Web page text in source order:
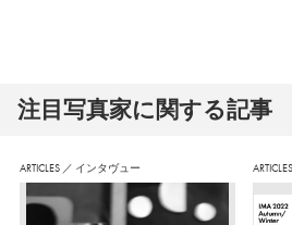
注⽬写真家に関する記事
ARTICLES ／ インタヴュー ARTICLES